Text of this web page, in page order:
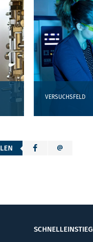
VERSUCHSFELD
SCHNELLEINSTIEG